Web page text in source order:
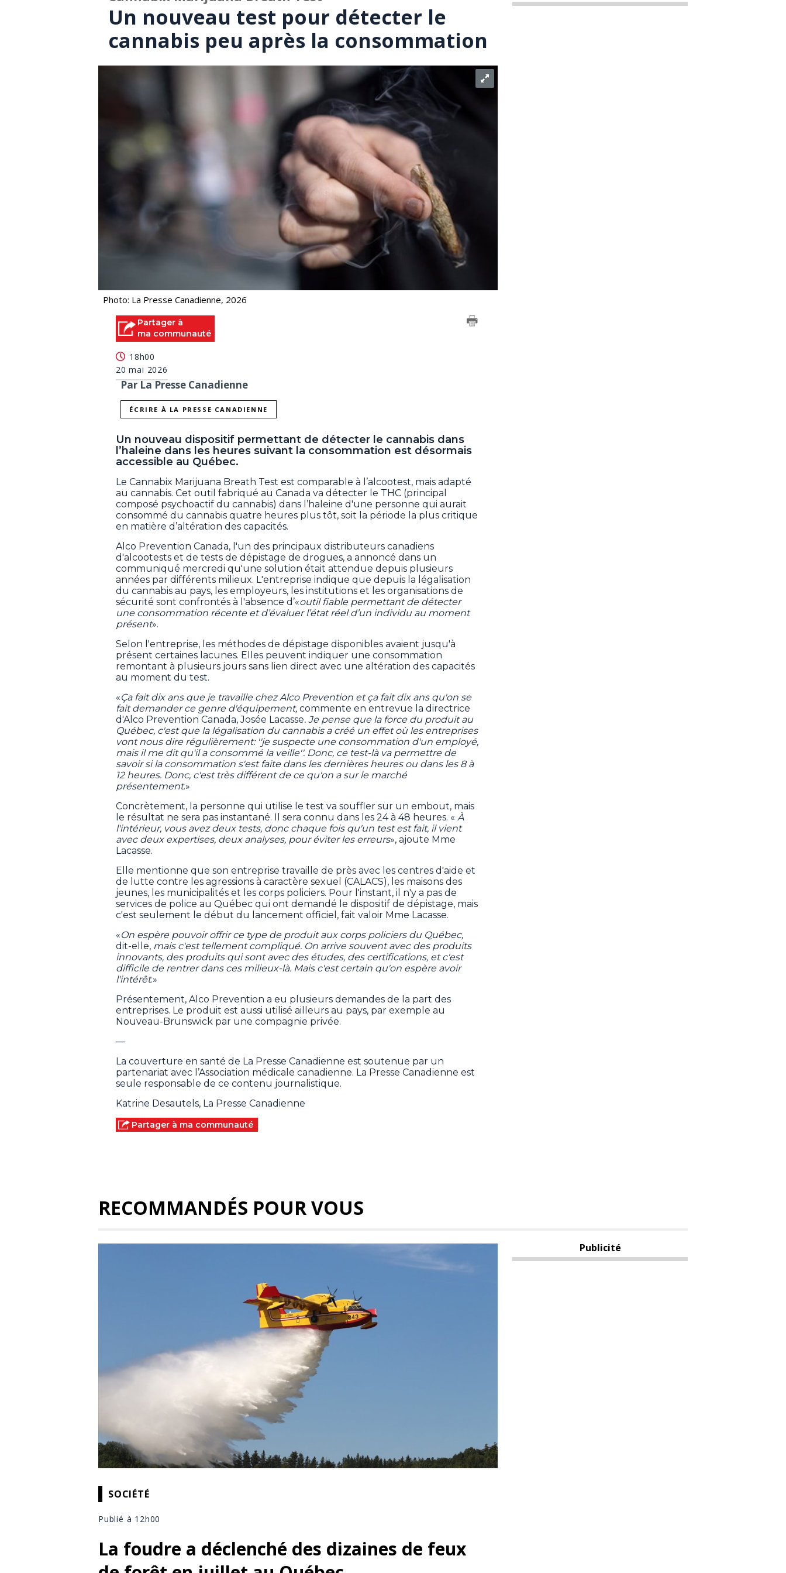
Un nouveau test pour détecter le
cannabis peu après la consommation
Photo: La Presse Canadienne, 2026
Partager à
ma communauté
18h00
20 mai 2026
Par La Presse Canadienne
ÉCRIRE À LA PRESSE CANADIENNE
Un nouveau dispositif permettant de détecter le cannabis dans
l’haleine dans les heures suivant la consommation est désormais
accessible au Québec.
Le Cannabix Marijuana Breath Test est comparable à l’alcootest, mais adapté
au cannabis. Cet outil fabriqué au Canada va détecter le THC (principal
composé psychoactif du cannabis) dans l’haleine d'une personne qui aurait
consommé du cannabis quatre heures plus tôt, soit la période la plus critique
en matière d’altération des capacités.
Alco Prevention Canada, l'un des principaux distributeurs canadiens
d'alcootests et de tests de dépistage de drogues, a annoncé dans un
communiqué mercredi qu'une solution était attendue depuis plusieurs
années par différents milieux. L'entreprise indique que depuis la légalisation
du cannabis au pays, les employeurs, les institutions et les organisations de
sécurité sont confrontés à l'absence d’«outil fiable permettant de détecter
une consommation récente et d’évaluer l’état réel d’un individu au moment
présent».
Selon l'entreprise, les méthodes de dépistage disponibles avaient jusqu'à
présent certaines lacunes. Elles peuvent indiquer une consommation
remontant à plusieurs jours sans lien direct avec une altération des capacités
au moment du test.
«Ça fait dix ans que je travaille chez Alco Prevention et ça fait dix ans qu'on se
fait demander ce genre d'équipement, commente en entrevue la directrice
d'Alco Prevention Canada, Josée Lacasse. Je pense que la force du produit au
Québec, c'est que la légalisation du cannabis a créé un effet où les entreprises
vont nous dire régulièrement: ''je suspecte une consommation d'un employé,
mais il me dit qu'il a consommé la veille''. Donc, ce test-là va permettre de
savoir si la consommation s'est faite dans les dernières heures ou dans les 8 à
12 heures. Donc, c'est très différent de ce qu'on a sur le marché
présentement.»
Concrètement, la personne qui utilise le test va souffler sur un embout, mais
le résultat ne sera pas instantané. Il sera connu dans les 24 à 48 heures. « À
l'intérieur, vous avez deux tests, donc chaque fois qu'un test est fait, il vient
avec deux expertises, deux analyses, pour éviter les erreurs», ajoute Mme
Lacasse.
Elle mentionne que son entreprise travaille de près avec les centres d'aide et
de lutte contre les agressions à caractère sexuel (CALACS), les maisons des
jeunes, les municipalités et les corps policiers. Pour l'instant, il n'y a pas de
services de police au Québec qui ont demandé le dispositif de dépistage, mais
c'est seulement le début du lancement officiel, fait valoir Mme Lacasse.
«On espère pouvoir offrir ce type de produit aux corps policiers du Québec,
dit-elle, mais c'est tellement compliqué. On arrive souvent avec des produits
innovants, des produits qui sont avec des études, des certifications, et c'est
difficile de rentrer dans ces milieux-là. Mais c'est certain qu'on espère avoir
l'intérêt.»
Présentement, Alco Prevention a eu plusieurs demandes de la part des
entreprises. Le produit est aussi utilisé ailleurs au pays, par exemple au
Nouveau-Brunswick par une compagnie privée.
—
La couverture en santé de La Presse Canadienne est soutenue par un
partenariat avec l’Association médicale canadienne. La Presse Canadienne est
seule responsable de ce contenu journalistique.
Katrine Desautels, La Presse Canadienne
Partager à ma communauté
RECOMMANDÉS POUR VOUS
SOCIÉTÉ
Publié à 12h00
La foudre a déclenché des dizaines de feux
Publicité